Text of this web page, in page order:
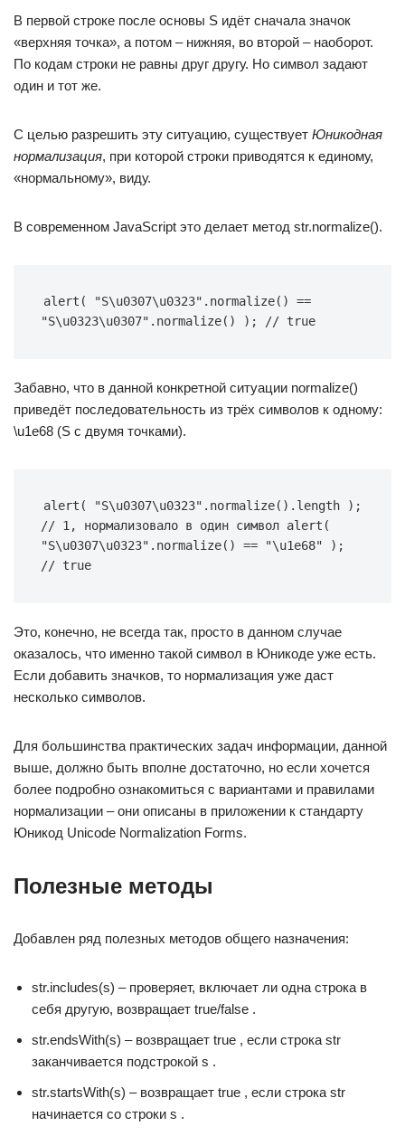
В первой строке после основы S идёт сначала значок
«верхняя точка», а потом – нижняя, во второй – наоборот.
По кодам строки не равны друг другу. Но символ задают
один и тот же.
С целью разрешить эту ситуацию, существует Юникодная
нормализация, при которой строки приводятся к единому,
«нормальному», виду.
В современном JavaScript это делает метод str.normalize().
alert( "S\u0307\u0323".normalize() ==
"S\u0323\u0307".normalize() ); // true
Забавно, что в данной конкретной ситуации normalize()
приведёт последовательность из трёх символов к одному:
\u1e68 (S с двумя точками).
alert( "S\u0307\u0323".normalize().length );
// 1, нормализовало в один символ alert(
"S\u0307\u0323".normalize() == "\u1e68" );
// true
Это, конечно, не всегда так, просто в данном случае
оказалось, что именно такой символ в Юникоде уже есть.
Если добавить значков, то нормализация уже даст
несколько символов.
Для большинства практических задач информации, данной
выше, должно быть вполне достаточно, но если хочется
более подробно ознакомиться с вариантами и правилами
нормализации – они описаны в приложении к стандарту
Юникод Unicode Normalization Forms.
Полезные методы
Добавлен ряд полезных методов общего назначения:
str.includes(s) – проверяет, включает ли одна строка в
себя другую, возвращает true/false .
str.endsWith(s) – возвращает true , если строка str
заканчивается подстрокой s .
str.startsWith(s) – возвращает true , если строка str
начинается со строки s .